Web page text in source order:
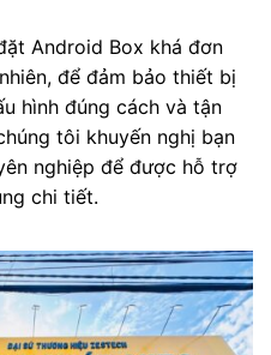
Android Box khá đơn
để đảm bảo thiết bị
hình đúng cách và tận
tôi khuyến nghị bạn
nghiệp để được hỗ trợ
chi tiết.